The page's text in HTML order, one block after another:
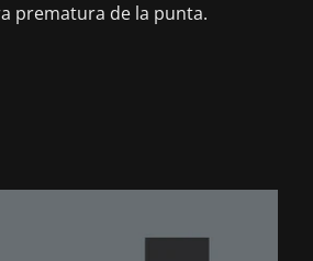
prematura de la punta.